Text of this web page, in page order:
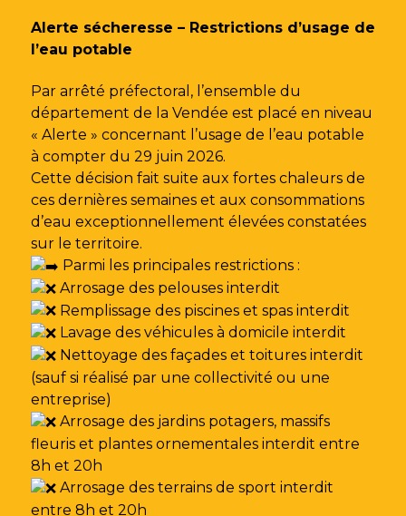
Alerte sécheresse – Restrictions d’usage de
l’eau potable
Par arrêté préfectoral, l’ensemble du
département de la Vendée est placé en niveau
« Alerte » concernant l’usage de l’eau potable
à compter du 29 juin 2026.
Cette décision fait suite aux fortes chaleurs de
ces dernières semaines et aux consommations
d’eau exceptionnellement élevées constatées
sur le territoire.
Parmi les principales restrictions :
Arrosage des pelouses interdit
Remplissage des piscines et spas interdit
Lavage des véhicules à domicile interdit
Nettoyage des façades et toitures interdit
(sauf si réalisé par une collectivité ou une
entreprise)
Arrosage des jardins potagers, massifs
fleuris et plantes ornementales interdit entre
8h et 20h
Arrosage des terrains de sport interdit
entre 8h et 20h